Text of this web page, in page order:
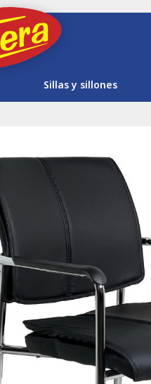
Sillas y sillones